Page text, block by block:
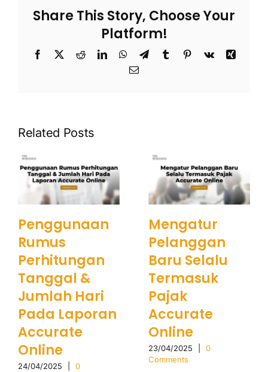
Share This Story, Choose Your
Platform!
Facebook
X RedditLinkedInWhatsApp
TelegramTumblrPinterest
Vk
Xing
Email
Related Posts
Penggunaan
Rumus
Perhitungan
Tanggal &
Jumlah Hari
Pada Laporan
Accurate
Online
24/04/2025
0
Mengatur
Pelanggan
Baru Selalu
Termasuk
Pajak
Accurate
Online
23/04/2025
0
Comments